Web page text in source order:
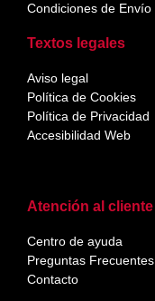
Atención al cliente
Centro de ayuda
Preguntas Frecuentes
Contacto
Condiciones de Envío
Textos legales
Aviso legal
Política de Cookies
Política de Privacidad
Accesibilidad Web